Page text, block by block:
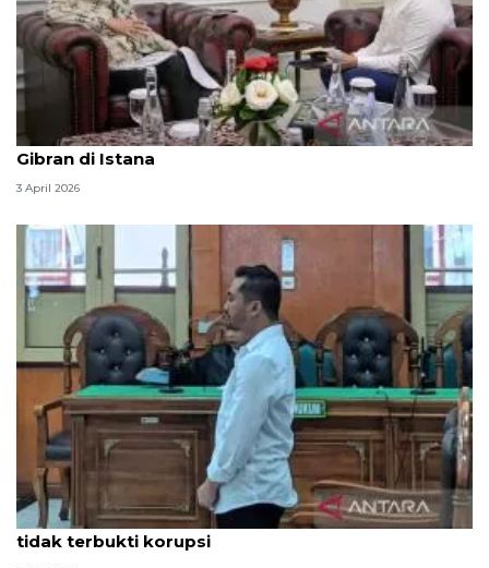
Seskab Teddy silaturahmi Idul Fitri ke Wapres
Gibran di Istana
3 April 2026
Hakim PN Medan vonis bebas Amsal Sitepu karena
tidak terbukti korupsi